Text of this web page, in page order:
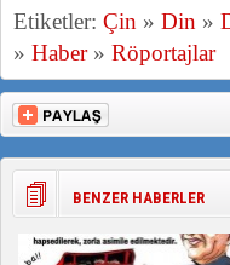
Etiketler: Çin » Din »
» Haber» Röportajlar
BENZER HABERLER